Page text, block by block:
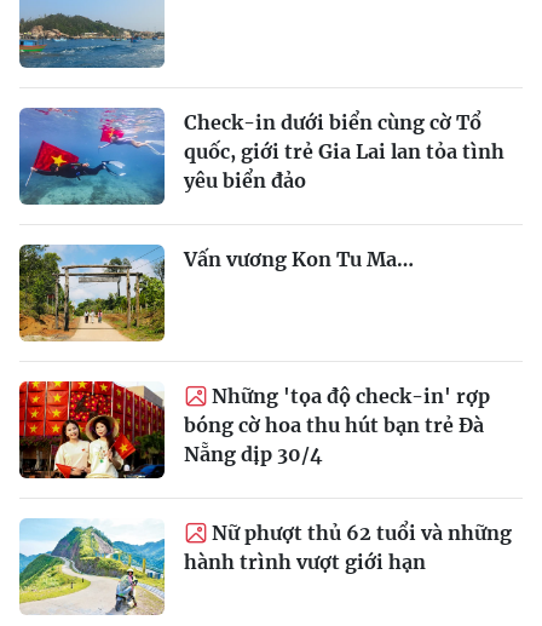
Check-in dưới biển cùng cờ Tổ
quốc, giới trẻ Gia Lai lan tỏa tình
yêu biển đảo
Vấn vương Kon Tu Ma…
Những 'tọa độ check-in' rợp
bóng cờ hoa thu hút bạn trẻ Đà
Nẵng dịp 30/4
Nữ phượt thủ 62 tuổi và những
hành trình vượt giới hạn